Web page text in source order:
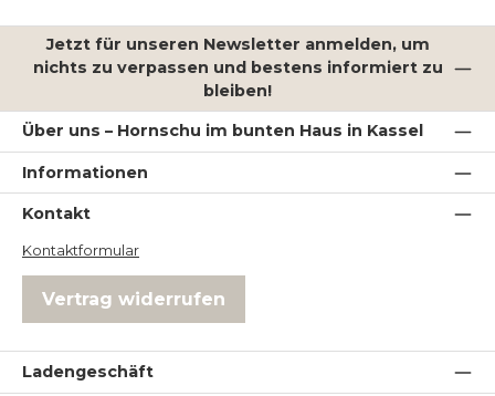
Jetzt für unseren Newsletter anmelden, um
nichts zu verpassen und bestens informiert zu
bleiben!
Über uns – Hornschu im bunten Haus in Kassel
Informationen
Kontakt
Kontaktformular
Vertrag widerrufen
Ladengeschäft